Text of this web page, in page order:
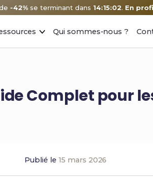
de-42% se terminant dans14:15:01. En
Qui sommes-nous ?
Complet pour
Publié le 15 mars 2026